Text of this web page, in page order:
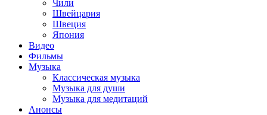
Чили
Швейцария
Швеция
Япония
Видео
Фильмы
Музыка
Классическая музыка
Музыка для души
Музыка для медитаций
Анонсы